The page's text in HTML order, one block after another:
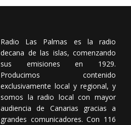
Radio Las Palmas es la radio
decana de las islas, comenzando
sus emisiones en 1929.
Producimos contenido
exclusivamente local y regional, y
somos la radio local con mayor
audiencia de Canarias gracias a
grandes comunicadores. Con 116